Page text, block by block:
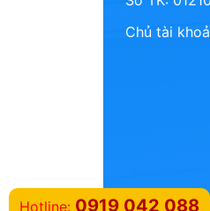
Chủ tài
Hotline: 0919 042 088